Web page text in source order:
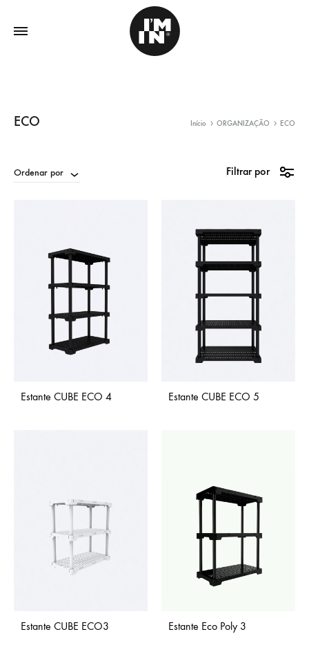
ECO Início ORGANIZAÇÃO ECO
Ordenar por Filtrar por
Estante CUBE ECO 4 Estante CUBE ECO 5
Estante CUBE ECO3 Estante Eco Poly 3